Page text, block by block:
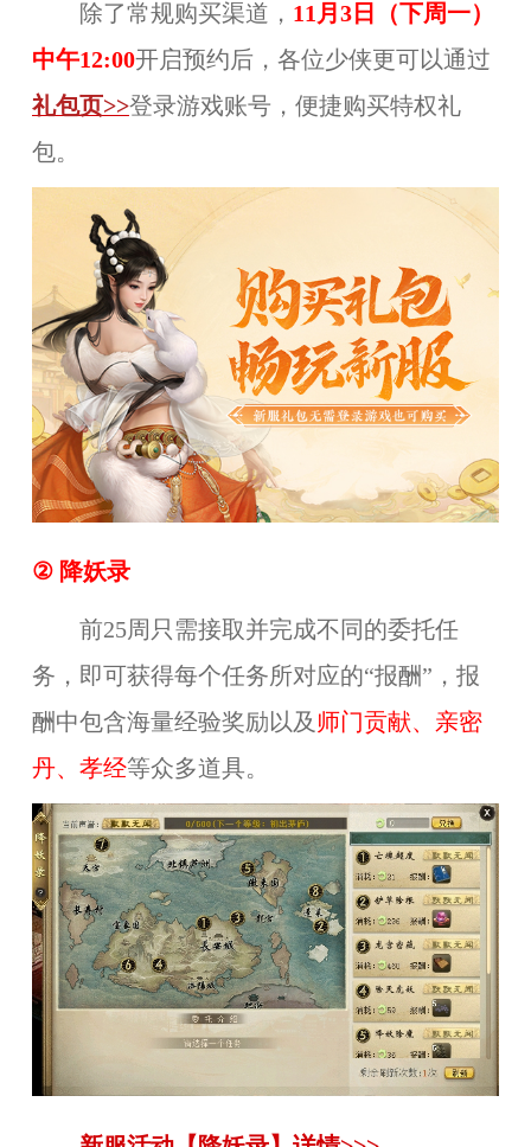
除了常规购买渠道， 11 月3日（下周一）
中午12:00开启预约后，各位少侠更可以通过
礼包页>>登录游戏账号，便捷购买特权礼
包。
② 降妖录
前25周只需接取并完成不同的委托任
务，即可获得每个任务所对应的“报酬”，报
酬中包含海量经验奖励以及 师门贡献、亲密
丹、孝经等众多道具。